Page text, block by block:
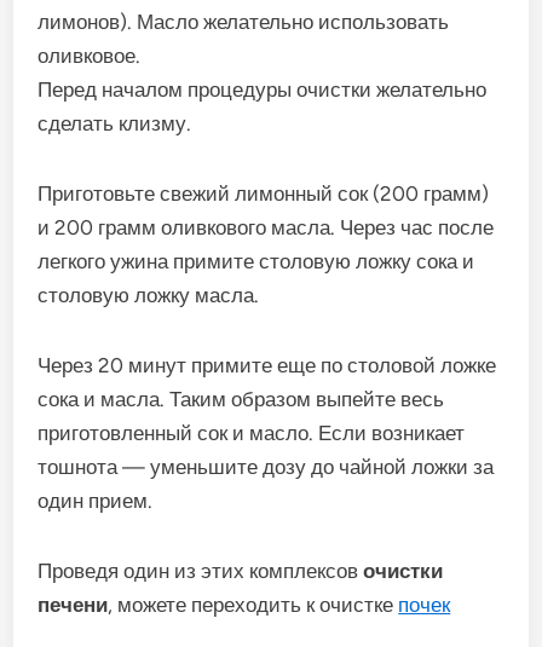
лимонов). Масло желательно использовать
оливковое.
Перед началом процедуры очистки желательно
сделать клизму.
Приготовьте свежий лимонный сок (200 грамм)
и 200 грамм оливкового масла. Через час после
легкого ужина примите столовую ложку сока и
столовую ложку масла.
Через 20 минут примите еще по столовой ложке
сока и масла. Таким образом выпейте весь
приготовленный сок и масло. Если возникает
тошнота — уменьшите дозу до чайной ложки за
один прием.
Проведя один из этих комплексовочистки
печени, можете переходить к очистке почек